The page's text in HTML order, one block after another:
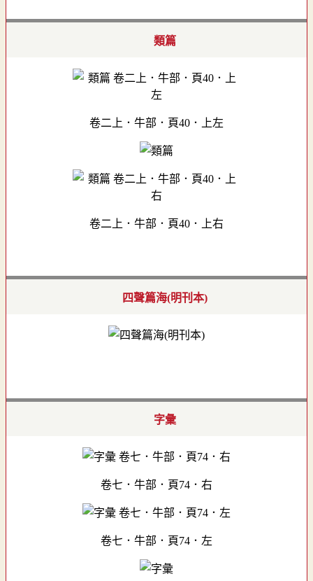
類篇
卷二上．牛部．頁40．上左
卷二上．牛部．頁40．上右
四聲篇海(明刊本)
字彙
卷七．牛部．頁74．右
卷七．牛部．頁74．左